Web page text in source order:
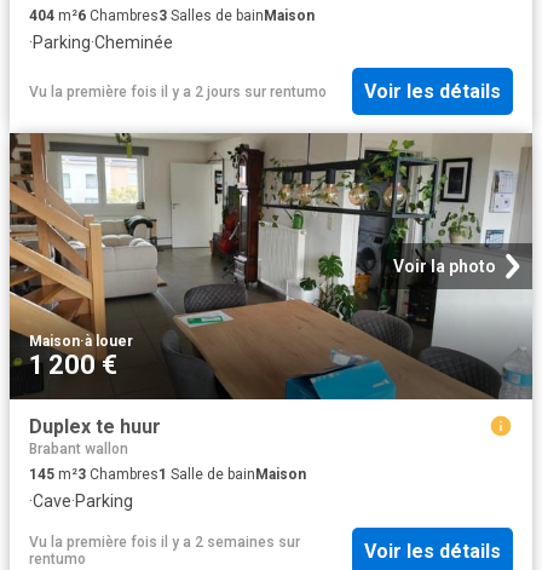
404 m²6 Chambres3 Salles de bainMaison
·Parking·Cheminée
Vu la première fois il y a 2 jours sur rentumo Voir les détails
Voir la photo
Maison·à louer
1 200 €
Duplex te huur
Brabant wallon
145 m²3 Chambres1 Salle de bain Maison
·Cave·Parking
Vu la première fois il y a 2 semaines sur
rentumo
Voir les détails